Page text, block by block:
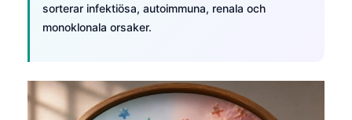
sorterar infektiösa, autoimmuna, renala och
monoklonala orsaker.
മലയാളം
Tagalog